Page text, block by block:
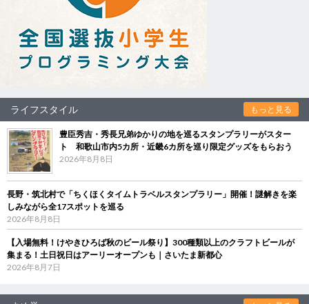
ライフスタイル もっと見る
豊臣秀吉・秀長兄弟ゆかりの地を巡るスタンプラリーがスター
ト 和歌山市内5カ所・近畿6カ所を巡り限定グッズをもらおう
2026年8月8日
長野・筑北村で「ちくほくタイムトラベルスタンプラリー」開催！謎解きを楽
しみながら全17スポットを巡る
2026年8月8日
【入場無料！けやきひろば秋のビール祭り】300種類以上のクラフトビールが
集まる！土日祝日はアーリーオープンも｜さいたま新都心
2026年8月7日